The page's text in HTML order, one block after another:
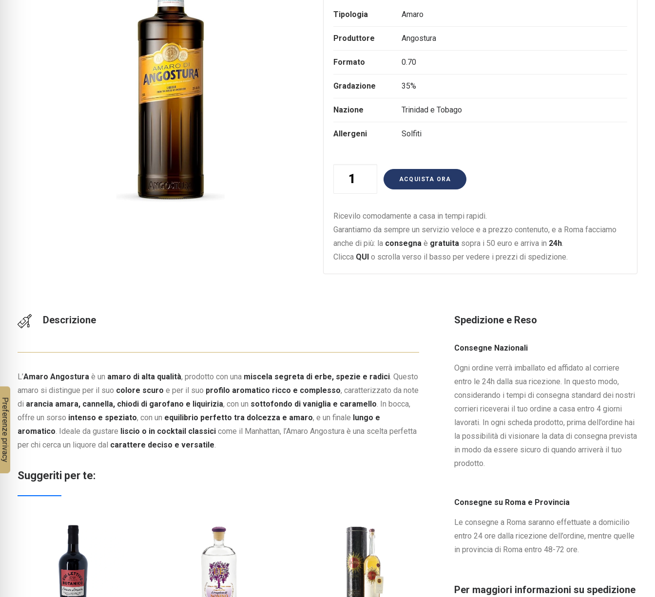
Tipologia Amaro
Produttore Angostura
Formato 0.70
Gradazione 35%
Nazione Trinidad e Tobago
Allergeni Solfiti
ANGOSTURA
quantità
ACQUISTA ORA
Ricevilo comodamente a casa in tempi rapidi.
Garantiamo da sempre un servizio veloce e a prezzo contenuto, e a Roma facciamo
anche di più: la consegna è gratuita sopra i 50 euro e arriva in 24h.
Clicca QUI o scrolla verso il basso per vedere i prezzi di spedizione.
Descrizione
L’Amaro Angostura è un amaro di alta qualità, prodotto con una miscela segreta di erbe, spezie e radici. Questo
amaro si distingue per il suo colore scuro e per il suo profilo aromatico ricco e complesso, caratterizzato da note
di arancia amara, cannella, chiodi di garofano e liquirizia, con un sottofondo di vaniglia e caramello. In bocca,
offre un sorso intenso e speziato, con un equilibrio perfetto tra dolcezza e amaro, e un finale lungo e
aromatico. Ideale da gustare liscio o in cocktail classici come il Manhattan, l’Amaro Angostura è una scelta perfetta
per chi cerca un liquore dal carattere deciso e versatile.
Suggeriti per te:
Spedizione e Reso
Consegne Nazionali
Ogni ordine verrà imballato ed affidato al corriere
entro le 24h dalla sua ricezione. In questo modo,
considerando i tempi di consegna standard dei nostri
corrieri riceverai il tuo ordine a casa entro 4 giorni
lavorati. In ogni scheda prodotto, prima dell’ordine hai
la possibilità di visionare la data di consegna prevista
in modo da essere sicuro di quando arriverà il tuo
prodotto.
Consegne su Roma e Provincia
Le consegne a Roma saranno effettuate a domicilio
entro 24 ore dalla ricezione dell’ordine, mentre quelle
in provincia di Roma entro 48-72 ore.
Per maggiori informazioni su spedizione